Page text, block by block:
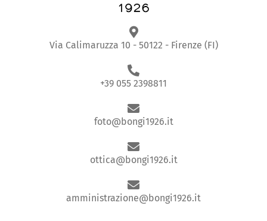
Via Calimaruzza 10 - 50122 - Firenze (FI)
+39 055 2398811
foto@bongi1926.it
ottica@bongi1926.it
amministrazione@bongi1926.it